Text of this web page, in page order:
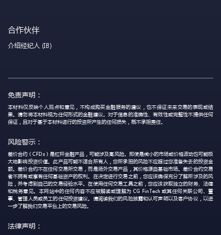
合作伙伴
介绍经纪人 (IB)
免责声明：
本材料仅反映个人观点和意见，不构成购买金融服务的建议，也不保证未来交易的表现或结
果。请勿将本材料视为任何形式的金融建议。对于信息的准确性、有效性或完整性不提供任何
保证，且对于基于本材料进行的投资所产生的任何损失，概不承担责任。
风险警示：
差价合约（CFDs）是杠杆金融产品，可能涉及高风险。即使是微小的市场或价格波动也可能极
大地影响投资价值。此产品可能不适合所有人，您所承担的风险不应超过您准备失去的投资金
额。差价合约不在任何交易所交易，而是场外交易产品，其价格源自基础市场。差价合约交易
者不拥有或享有任何基础资产的权利。在决定进行交易之前，您应该确保充分了解所涉及的风
险，并考虑到自己的交易经验水平。在使用任何交易工具之前，您应该获取独立的财务、法律
和税务意见。本网站中的任何内容不应被解读或理解为 CG FinTech 或其任何关联公司、董
事、管理人员或员工的任何投资建议。请阅读我们的风险披露和认可声明以及客户协议，以进
一步了解我们交易平台上的交易风险。
法律声明：